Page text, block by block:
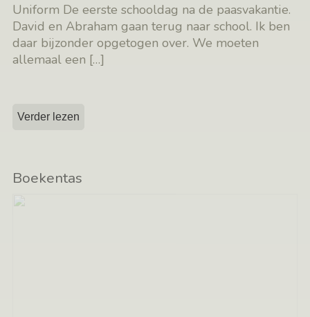
Uniform De eerste schooldag na de paasvakantie.
David en Abraham gaan terug naar school. Ik ben
daar bijzonder opgetogen over. We moeten
allemaal een […]
Verder lezen
Boekentas